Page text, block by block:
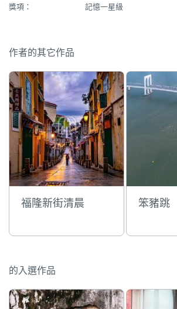
獎項：
記憶一星級
作者的其它作品
福隆新街清晨 笨豬跳
的入選作品